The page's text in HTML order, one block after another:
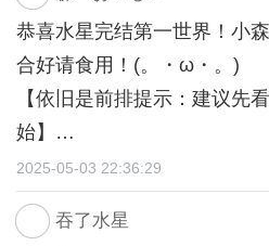
恭喜水星完结第一世界！小
合好请食用！(。・ω・。)
【依旧是前排提示：建议先
始】
‖ 第 一 世 界 ‖
| 第一章
2025-05-03 22:36:29
吞了水星